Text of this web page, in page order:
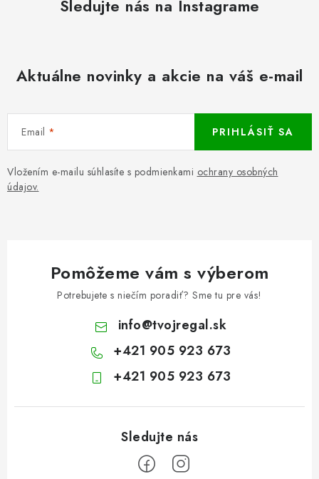
Sledujte nás na Instagrame
Aktuálne novinky a akcie na váš e-mail
Email
Vložením e-mailu súhlasíte s podmienkami ochrany osobných
údajov.
PRIHLÁSIŤ SA
Pomôžeme vám s výberom
Potrebujete s niečím poradiť? Sme tu pre vás!
info@tvojregal.sk
+421 905 923 673
+421 905 923 673